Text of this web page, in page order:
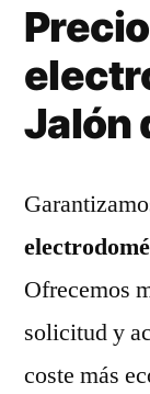
Jalón
Ofrecemos
solicitud y
coste más